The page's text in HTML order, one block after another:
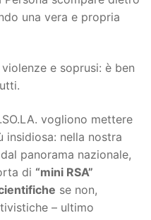
una vera e propria
e soprusi: è ben
vogliono mettere
insidiosa: nella nostra
panorama nazionale,
di “mini RSA”
se non,
– ultimo